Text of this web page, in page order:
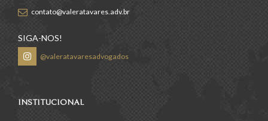
contato@valeratavares.adv.br
SIGA-NOS!
@valeratavaresadvogados
INSTITUCIONAL